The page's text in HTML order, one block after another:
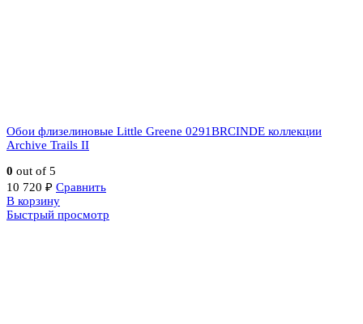
Обои флизелиновые Little Greene 0291BRCINDE коллекции
Archive Trails II
0 out of 5
10 720 ₽ Сравнить
В корзину
Быстрый просмотр